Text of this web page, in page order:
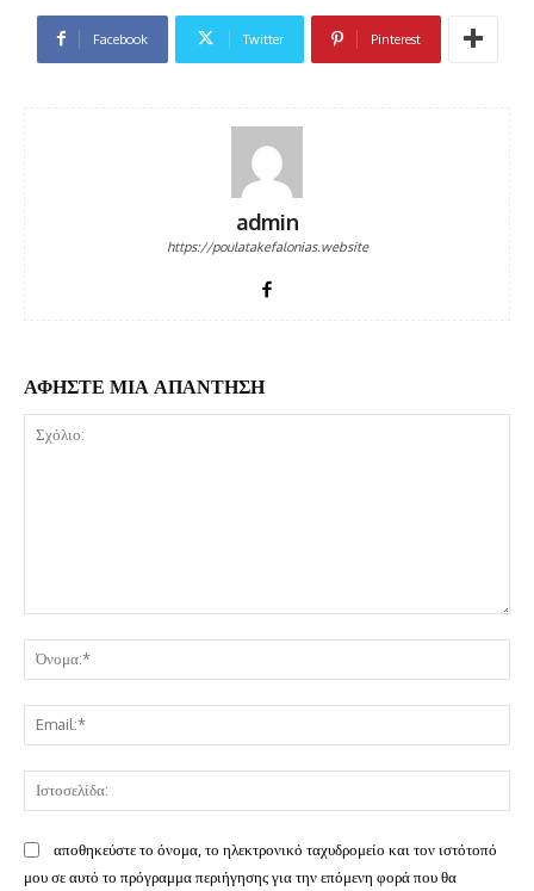
Facebook Twitter Pinterest
admin
https://poulatakefalonias.website
ΑΦΗΣΤΕ ΜΙΑ ΑΠΑΝΤΗΣΗ
αποθηκεύστε το όνομα, το ηλεκτρονικό ταχυδρομείο και τον ιστότοπό
μου σε αυτό το πρόγραμμα περιήγησης για την επόμενη φορά που θα